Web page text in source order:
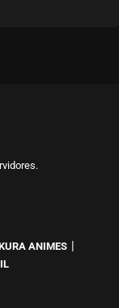
ANIMES